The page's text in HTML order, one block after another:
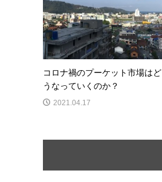
コロナ禍のプーケット市場はど
うなっていくのか？
2021.04.17